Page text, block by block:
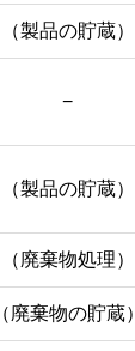
（製品の貯蔵）
−
（製品の貯蔵）
（廃棄物処理）
（廃棄物の貯蔵）